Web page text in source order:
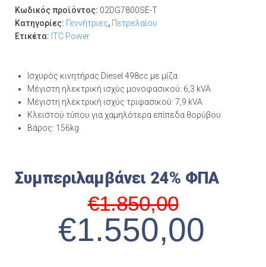
Κωδικός προϊόντος: 02DG7800SE-T
Κατηγορίες: Γεννήτριες, Πετρελαίου
Ετικέτα: ITC Power
Ισχυρός κινητήρας Diesel 498cc με μίζα
Μέγιστη ηλεκτρική ισχύς μονοφασικού: 6,3 kVA
Μέγιστη ηλεκτρική ισχύς τριφασικού: 7,9 kVA
Κλειστού τύπου για χαμηλότερα επίπεδα θορύβου
Βάρος: 156kg
Συμπεριλαμβάνει 24% ΦΠΑ
€1.850,00
€1.550,00